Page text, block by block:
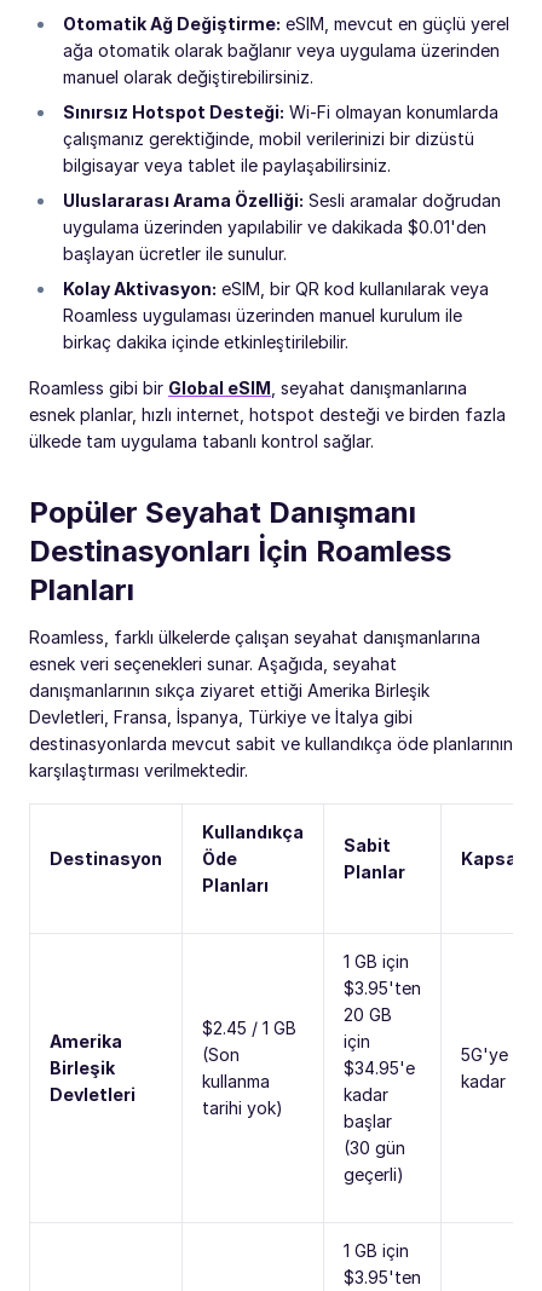
Otomatik Ağ Değiştirme: eSIM, mevcut en güçlü yerel
ağa otomatik olarak bağlanır veya uygulama üzerinden
manuel olarak değiştirebilirsiniz.
Sınırsız Hotspot Desteği: Wi-Fi olmayan konumlarda
çalışmanız gerektiğinde, mobil verilerinizi bir dizüstü
bilgisayar veya tablet ile paylaşabilirsiniz.
Uluslararası Arama Özelliği: Sesli aramalar doğrudan
uygulama üzerinden yapılabilir ve dakikada $0.01'den
başlayan ücretler ile sunulur.
Kolay Aktivasyon: eSIM, bir QR kod kullanılarak veya
Roamless uygulaması üzerinden manuel kurulum ile
birkaç dakika içinde etkinleştirilebilir.
Roamless gibi bir Global eSIM , seyahat danışmanlarına
esnek planlar, hızlı internet, hotspot desteği ve birden fazla
ülkede tam uygulama tabanlı kontrol sağlar.
Popüler Seyahat Danışmanı
Destinasyonları İçin Roamless
Planları
Roamless, farklı ülkelerde çalışan seyahat danışmanlarına
esnek veri seçenekleri sunar. Aşağıda, seyahat
danışmanlarının sıkça ziyaret ettiği Amerika Birleşik
Devletleri, Fransa, İspanya, Türkiye ve İtalya gibi
destinasyonlarda mevcut sabit ve kullandıkça öde planlarının
karşılaştırması verilmektedir.
Destinasyon
Kullandıkça
Öde
Planları
Sabit
Planlar
Amerika
Birleşik
Devletleri
$2.45 / 1 GB
(Son
kullanma
tarihi yok)
1 GB için
$3.95'ten
20 GB
için
$34.95'e
kadar
başlar
(30 gün
geçerli)
5G'ye
kadar
1 GB için
$3.95'ten